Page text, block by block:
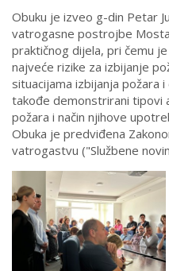
Obuku je izveo g-din Petar
vatrogasne postrojbe
praktičnog dijela, pri čemu
najveće rizike za izbijanje
situacijama izbijanja požara
takođe demonstrirani tipovi
požara i način njihove
Obuka je predviđena
vatrogastvu ("Službene